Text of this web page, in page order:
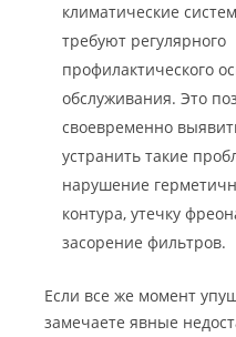
климатические
требуют регулярного
профилактического
обслуживания. Это
своевременно
устранить такие
нарушение
контура, утечку
засорение фильтров.
Если все же момент
замечаете явные